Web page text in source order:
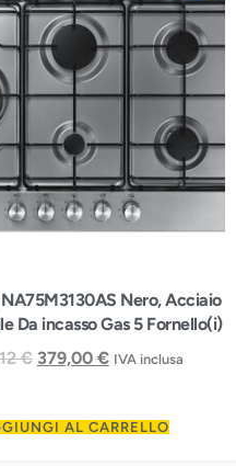
Nero, Acciaio
Da incasso Gas 5 Fornello(i)
€ 379,00 € IVA inclusa
AL CARRELLO